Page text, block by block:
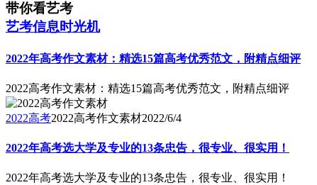
带你看艺考
艺考信息时光机
2022年高考作文素材：精选15篇高考优秀范文，附精点细评
2022高考作文素材：精选15篇高考优秀范文，附精点细评
2022高考2022高考作文素材2022/6/4
2022年高考选大学及专业的13条忠告，很专业、很实用！
2022年高考选大学及专业的13条忠告，很专业、很实用！